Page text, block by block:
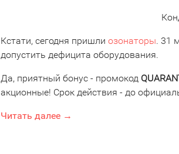
Кстати, сегодня пришли озонаторы. 31
допустить дефицита оборудования.
Да, приятный бонус - промокод
акционные! Срок действия - до
Читать далее →